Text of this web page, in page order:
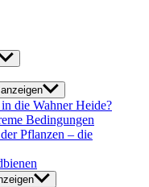
die Wahner Heide?
Bedingungen
Pflanzen – die